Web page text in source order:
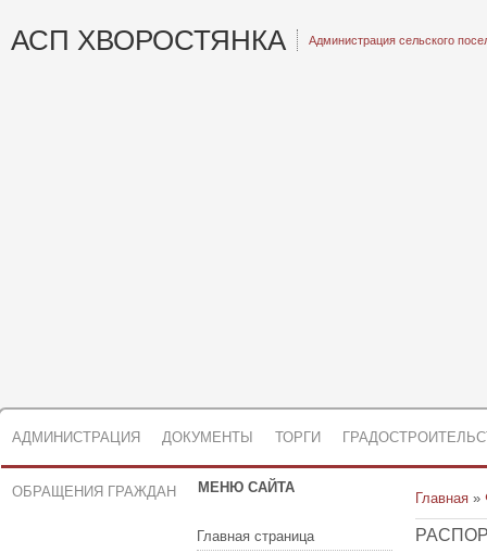
АСП ХВОРОСТЯНКА Администрация сельского
АДМИНИСТРАЦИЯ ДОКУМЕНТЫ ТОРГИ
ОБРАЩЕНИЯ ГРАЖДАН МЕНЮ САЙТА
Главная страница
Главная »